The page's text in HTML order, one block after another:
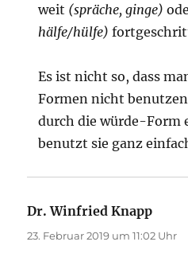
weit (spräche, ginge)
hälfe/hülfe)
Es ist nicht so, dass
Formen nicht
durch die würde-Form
benutzt sie ganz
Dr. Winfried Knapp
23. Februar 2019 um 11:02 Uhr